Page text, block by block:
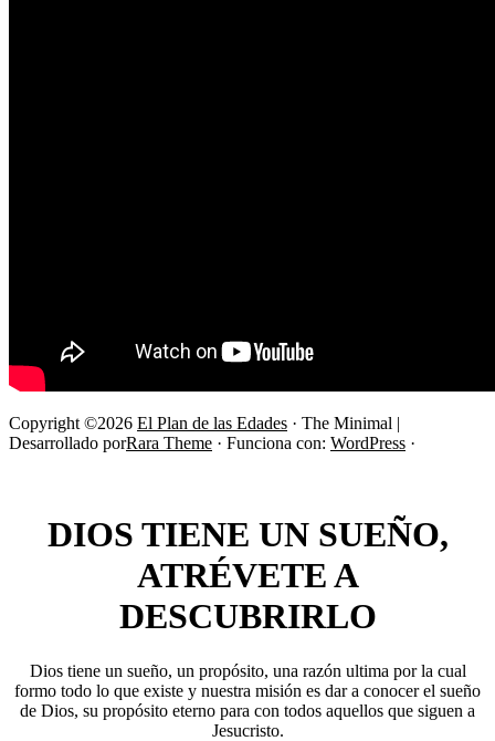
Copyright ©2026 El Plan de las Edades · The Minimal |
Desarrollado porRara Theme · Funciona con: WordPress ·
DIOS TIENE UN SUEÑO,
ATRÉVETE A
DESCUBRIRLO
Dios tiene un sueño, un propósito, una razón ultima por la cual
formo todo lo que existe y nuestra misión es dar a conocer el sueño
de Dios, su propósito eterno para con todos aquellos que siguen a
Jesucristo.